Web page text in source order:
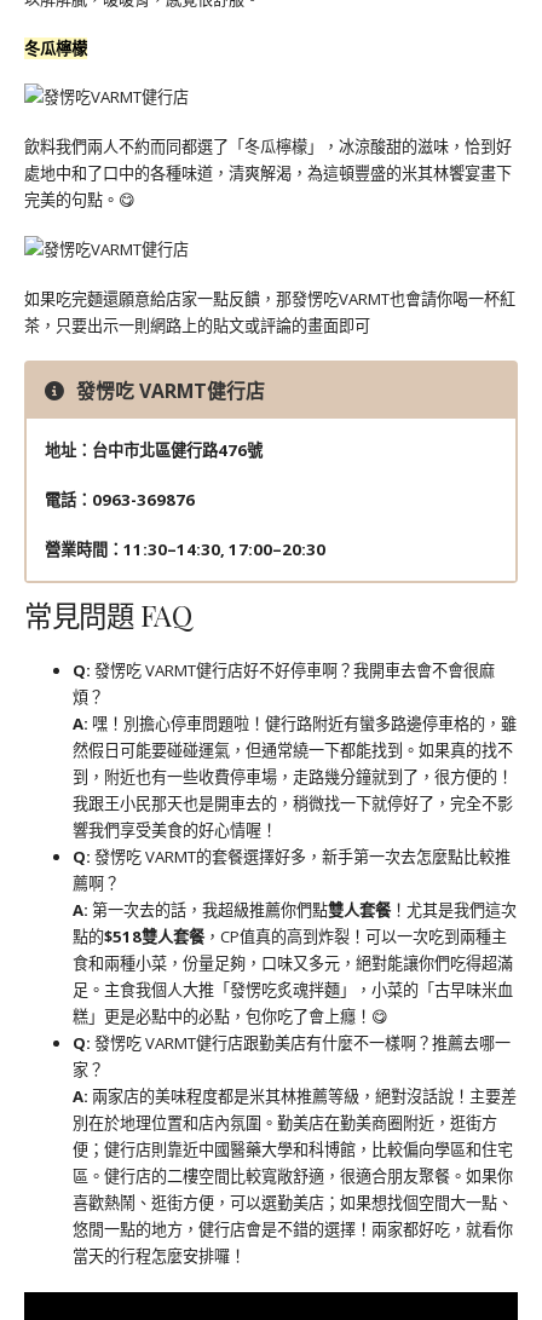
冬瓜檸檬
飲料我們兩人不約而同都選了「冬瓜檸檬」，冰涼酸甜的滋味，恰到好
處地中和了口中的各種味道，清爽解渴，為這頓豐盛的米其林饗宴畫下
完美的句點。😋
如果吃完麵還願意給店家一點反饋，那發愣吃VARMT也會請你喝一杯紅
茶，只要出示一則網路上的貼文或評論的畫面即可
發愣吃 VARMT健行店
地址：台中市北區健行路476號
電話：0963-369876
營業時間：11:30–14:30, 17:00–20:30
常見問題 FAQ
Q: 發愣吃 VARMT健行店好不好停車啊？我開車去會不會很麻
煩？
A: 嘿！別擔心停車問題啦！健行路附近有蠻多路邊停車格的，雖
然假日可能要碰碰運氣，但通常繞一下都能找到。如果真的找不
到，附近也有一些收費停車場，走路幾分鐘就到了，很方便的！
我跟王小民那天也是開車去的，稍微找一下就停好了，完全不影
響我們享受美食的好心情喔！
Q: 發愣吃 VARMT的套餐選擇好多，新手第一次去怎麼點比較推
薦啊？
A: 第一次去的話，我超級推薦你們點雙人套餐！尤其是我們這次
點的$518雙人套餐，CP值真的高到炸裂！可以一次吃到兩種主
食和兩種小菜，份量足夠，口味又多元，絕對能讓你們吃得超滿
足。主食我個人大推「發愣吃炙魂拌麵」，小菜的「古早味米血
糕」更是必點中的必點，包你吃了會上癮！😋
Q: 發愣吃 VARMT健行店跟勤美店有什麼不一樣啊？推薦去哪一
家？
A: 兩家店的美味程度都是米其林推薦等級，絕對沒話說！主要差
別在於地理位置和店內氛圍。勤美店在勤美商圈附近，逛街方
便；健行店則靠近中國醫藥大學和科博館，比較偏向學區和住宅
區。健行店的二樓空間比較寬敞舒適，很適合朋友聚餐。如果你
喜歡熱鬧、逛街方便，可以選勤美店；如果想找個空間大一點、
悠閒一點的地方，健行店會是不錯的選擇！兩家都好吃，就看你
當天的行程怎麼安排囉！